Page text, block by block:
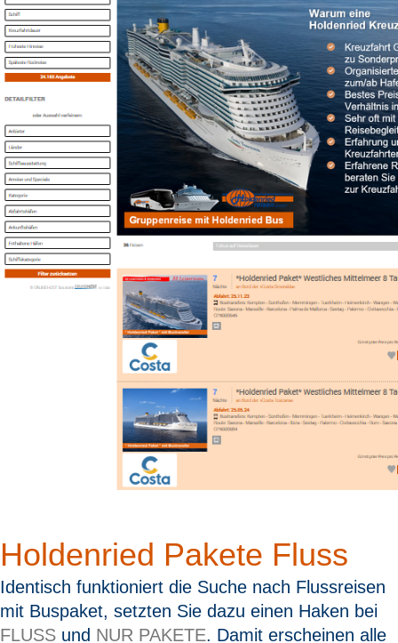
Holdenried Pakete Fluss
Identisch funktioniert die Suche nach Flussreisen
mit Buspaket, setzten Sie dazu einen Haken bei
FLUSS und NUR PAKETE. Damit erscheinen alle